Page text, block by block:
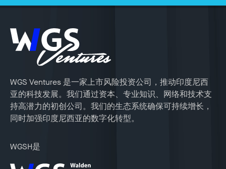
WGS Ventures 是一家上市风险投资公司，推动印度尼西
亚的科技发展。我们通过资本、专业知识、网络和技术支
持高潜力的初创公司。我们的生态系统确保可持续增长，
同时加强印度尼西亚的数字化转型。
WGSH是